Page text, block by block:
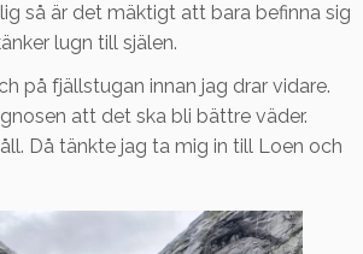
så är det mäktigt att bara befinna sig
lugn till själen.
på fjällstugan innan jag drar vidare.
att det ska bli bättre väder.
Då tänkte jag ta mig in till Loen och